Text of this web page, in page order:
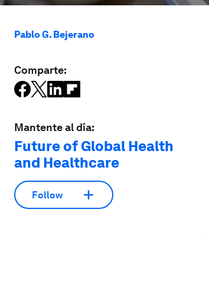
Pablo G. Bejerano
Comparte:
Mantente al día:
Future of Global Health
and Healthcare
Follow